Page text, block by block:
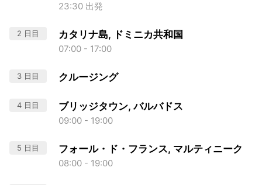
23:30 出発
2 日目 カタリナ島, ドミニカ共和国
07:00 - 17:00
3 日目 クルージング
4 日目 ブリッジタウン, バルバドス
09:00 - 19:00
5 日目 フォール・ド・フランス, マルティニーク
08:00 - 19:00